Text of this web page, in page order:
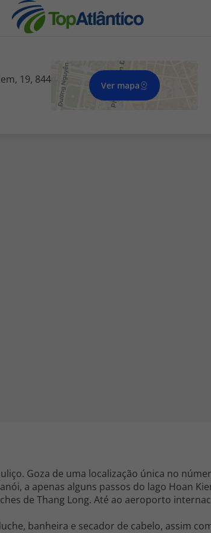
19, 844
Ver mapa
Goza de uma localização única no
a apenas alguns passos do lago Hoan
de Thang Long. Até ao aeroporto
banheira e secador de cabelo, assim